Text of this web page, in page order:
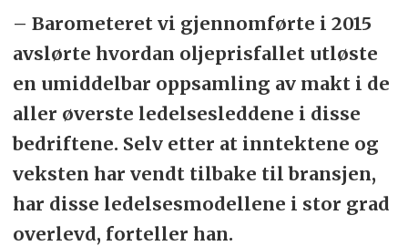
– Barometeret vi gjennomførte i 2015
avslørte hvordan oljeprisfallet utløste
en umiddelbar oppsamling av makt i de
aller øverste ledelsesleddene i disse
bedriftene. Selv etter at inntektene og
veksten har vendt tilbake til bransjen,
har disse ledelsesmodellene i stor grad
overlevd, forteller han.